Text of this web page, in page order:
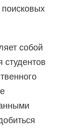
собой